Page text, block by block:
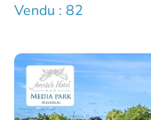
Vendu : 82